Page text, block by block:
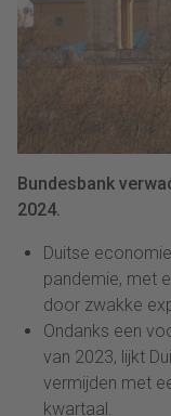
Bundesbank
2024.
Duitse
pandemie, met
door zwakke
Ondanks een
van 2023, lijkt
vermijden met
kwartaal.